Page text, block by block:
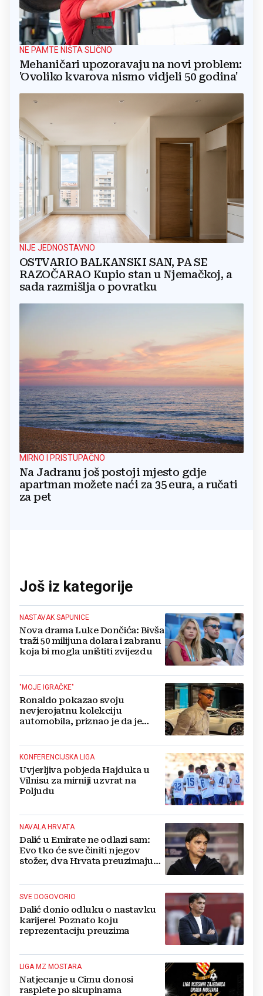
NE PAMTE NIŠTA SLIČNO
Mehaničari upozoravaju na novi problem:
'Ovoliko kvarova nismo vidjeli 50 godina'
NIJE JEDNOSTAVNO
OSTVARIO BALKANSKI SAN, PA SE
RAZOČARAO Kupio stan u Njemačkoj, a
sada razmišlja o povratku
MIRNO I PRISTUPAČNO
Na Jadranu još postoji mjesto gdje
apartman možete naći za 35 eura, a ručati
za pet
Još iz kategorije
NASTAVAK SAPUNICE
Nova drama Luke Dončića: Bivša
traži 50 milijuna dolara i zabranu
koja bi mogla uništiti zvijezdu
"MOJE IGRAČKE"
Ronaldo pokazao svoju
nevjerojatnu kolekciju
automobila, priznao je da je
KONFERENCIJSKA LIGA
Uvjerljiva pobjeda Hajduka u
Vilnisu za mirniji uzvrat na
Poljudu
NAVALA HRVATA
Dalić u Emirate ne odlazi sam:
Evo tko će sve činiti njegov
stožer, dva Hrvata preuzimaju
SVE DOGOVORIO
Dalić donio odluku o nastavku
karijere! Poznato koju
reprezentaciju preuzima
LIGA MZ MOSTARA
Natjecanje u Cimu donosi
rasplete po skupinama